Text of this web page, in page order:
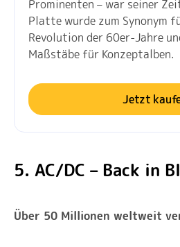
Prominenten – war seiner
Platte wurde zum Synonym
Revolution der 60er-Jahre
Maßstäbe für Konzeptalben.
Jetzt
5. AC/DC – Back in
Über 50 Millionen weltweit